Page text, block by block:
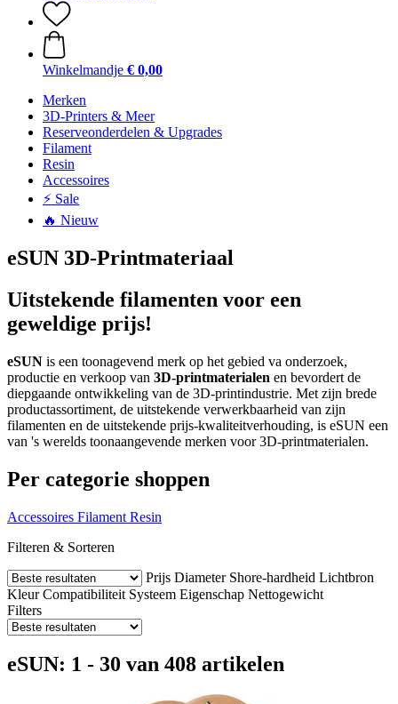
Winkelmandje € 0,00
Merken
3D-Printers & Meer
Reserveonderdelen & Upgrades
Filament
Resin
Accessoires
⚡ Sale
🔥 Nieuw
eSUN 3D-Printmateriaal
Uitstekende filamenten voor een
geweldige prijs!
eSUN is een toonagevend merk op het gebied va onderzoek,
productie en verkoop van 3D-printmaterialen en bevordert de
diepgaande ontwikkeling van de 3D-printindustrie. Met zijn brede
productassortiment, de uitstekende verwerkbaarheid van zijn
filamenten en de uitstekende prijs-kwaliteitverhouding, is eSUN een
van 's werelds toonaangevende merken voor 3D-printmaterialen.
Per categorie shoppen
Accessoires Filament Resin
Filteren & Sorteren
Prijs Diameter Shore-hardheid Lichtbron
Kleur Compatibiliteit Systeem Eigenschap Nettogewicht
Filters
eSUN: 1 - 30 van 408 artikelen